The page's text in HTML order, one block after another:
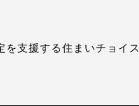
を支援する住まいチョイス